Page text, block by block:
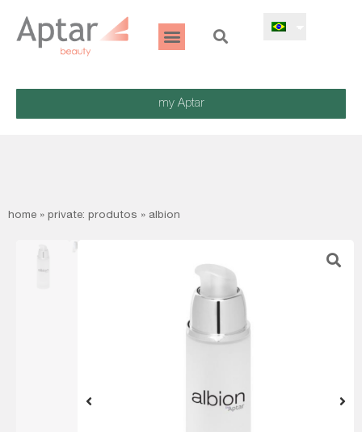
my Aptar
home » private: produtos » albion